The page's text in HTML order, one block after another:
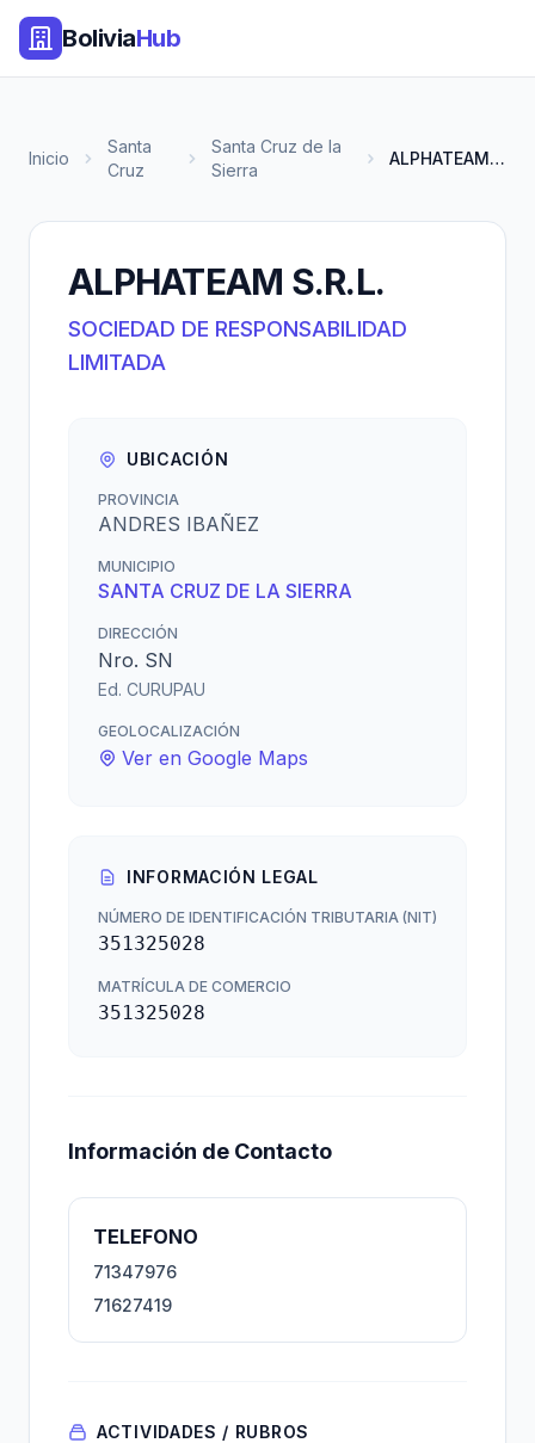
BoliviaHub
Inicio
Santa
Cruz
Santa Cruz de la
Sierra
ALPHATEAM S.R.L.
ALPHATEAM S.R.L.
SOCIEDAD DE RESPONSABILIDAD
LIMITADA
UBICACIÓN
PROVINCIA
ANDRES IBAÑEZ
MUNICIPIO
SANTA CRUZ DE LA SIERRA
DIRECCIÓN
Nro. SN
Ed. CURUPAU
GEOLOCALIZACIÓN
Ver en Google Maps
INFORMACIÓN LEGAL
NÚMERO DE IDENTIFICACIÓN TRIBUTARIA (NIT)
351325028
MATRÍCULA DE COMERCIO
351325028
Información de Contacto
TELEFONO
71347976
71627419
ACTIVIDADES / RUBROS